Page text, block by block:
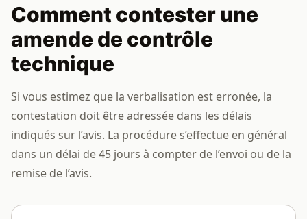
Comment contester une
amende de contrôle
technique
Si vous estimez que la verbalisation est erronée, la
contestation doit être adressée dans les délais
indiqués sur l’avis. La procédure s’effectue en général
dans un délai de 45 jours à compter de l’envoi ou de la
remise de l’avis.